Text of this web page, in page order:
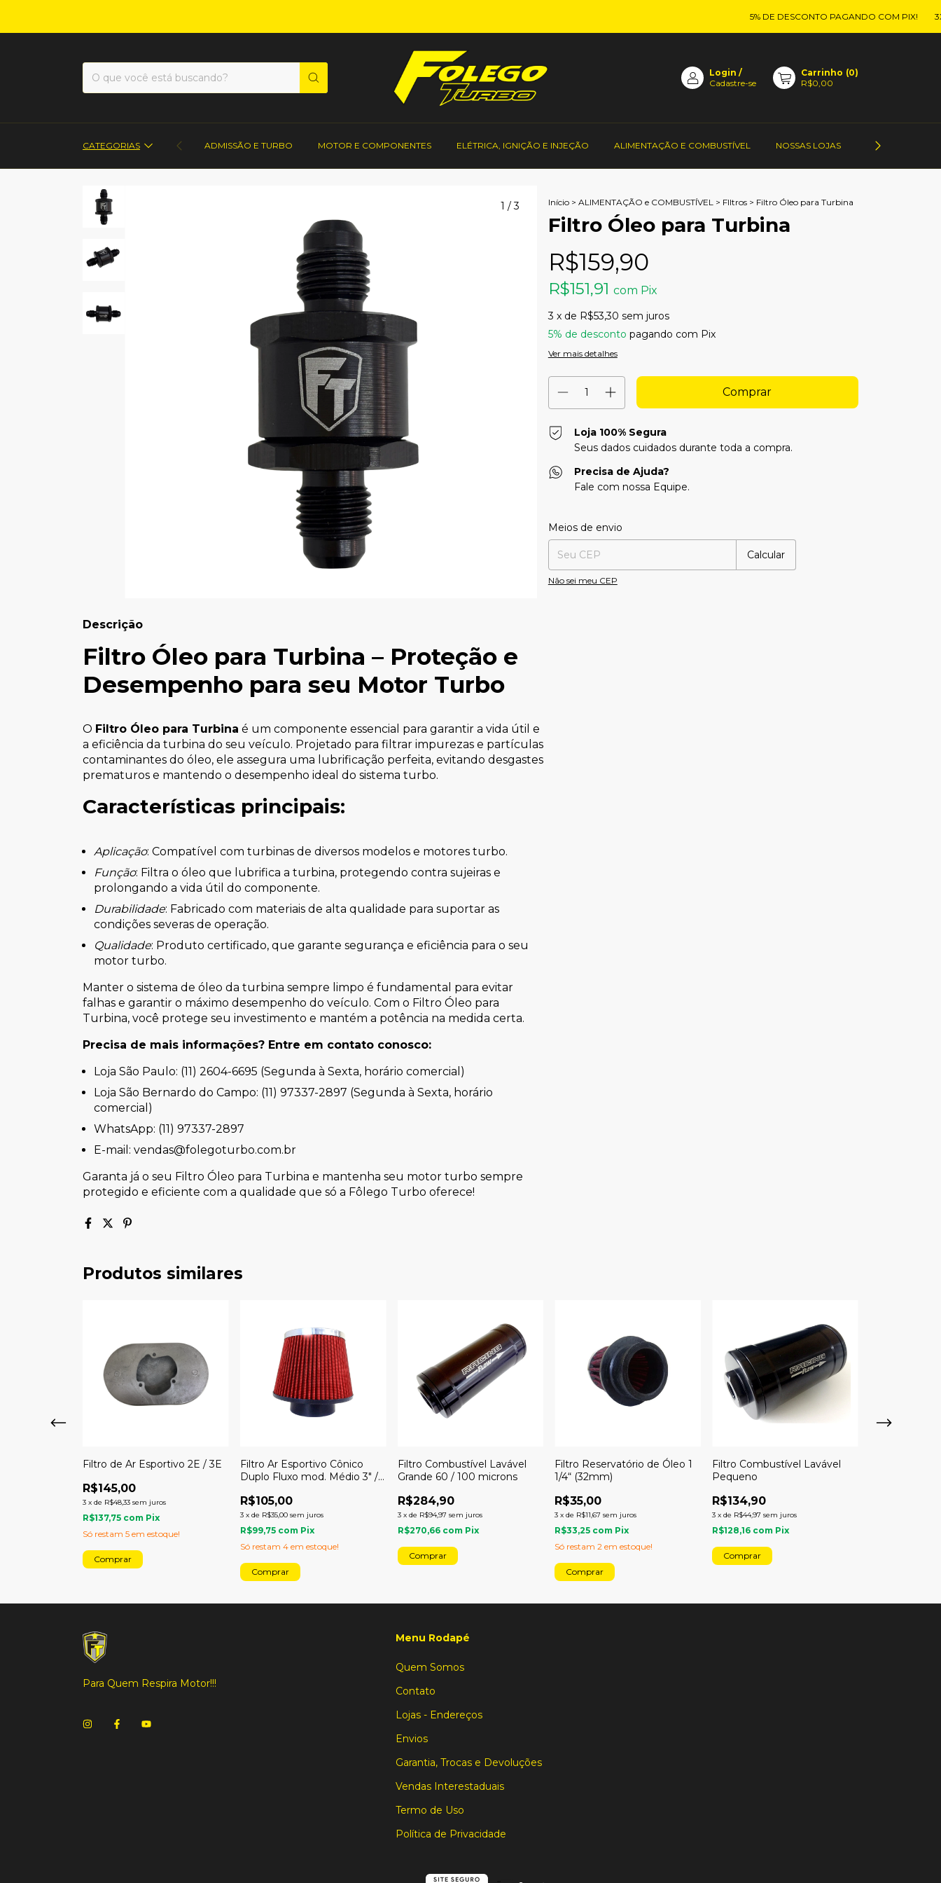
5% DE DESCONTO PAGANDO COM PIX! 3X
Login /
Cadastre-se
Carrinho (0)
R$0,00
CATEGORIAS ADMISSÃO E TURBO MOTOR E COMPONENTES ELÉTRICA, IGNIÇÃO E INJEÇÃO ALIMENTAÇÃO E COMBUSTÍVEL NOSSAS LOJAS CONTATO DOS
1 /3 Início > ALIMENTAÇÃO e COMBUSTÍVEL > FIltros > Filtro Óleo para Turbina
Filtro Óleo para Turbina
R$159,90
R$151,91 com Pix
3 x de R$53,30 sem juros
5% de desconto pagando com Pix
Ver mais detalhes
Loja 100% Segura
Seus dados cuidados durante toda a compra.
Precisa de Ajuda?
Fale com nossa Equipe.
Entregas para o CEP:
Meios de envio
Calcular
Não sei meu CEP
Descrição
Filtro Óleo para Turbina – Proteção e
Desempenho para seu Motor Turbo
O Filtro Óleo para Turbina é um componente essencial para garantir a vida útil e
a eficiência da turbina do seu veículo. Projetado para filtrar impurezas e partículas
contaminantes do óleo, ele assegura uma lubrificação perfeita, evitando desgastes
prematuros e mantendo o desempenho ideal do sistema turbo.
Características principais:
Aplicação: Compatível com turbinas de diversos modelos e motores turbo.
Função: Filtra o óleo que lubrifica a turbina, protegendo contra sujeiras e
prolongando a vida útil do componente.
Durabilidade: Fabricado com materiais de alta qualidade para suportar as
condições severas de operação.
Qualidade: Produto certificado, que garante segurança e eficiência para o seu
motor turbo.
Manter o sistema de óleo da turbina sempre limpo é fundamental para evitar
falhas e garantir o máximo desempenho do veículo. Com o Filtro Óleo para
Turbina, você protege seu investimento e mantém a potência na medida certa.
Precisa de mais informações? Entre em contato conosco:
Loja São Paulo: (11) 2604-6695 (Segunda à Sexta, horário comercial)
Loja São Bernardo do Campo: (11) 97337-2897 (Segunda à Sexta, horário
comercial)
WhatsApp: (11) 97337-2897
E-mail: vendas@folegoturbo.com.br
Garanta já o seu Filtro Óleo para Turbina e mantenha seu motor turbo sempre
protegido e eficiente com a qualidade que só a Fôlego Turbo oferece!
Produtos similares
Filtro de Ar Esportivo 2E / 3E
R$145,00
3 x de R$48,33 sem juros
R$137,75 com Pix
Só restam 5em estoque!
Filtro Ar Esportivo Cônico
Duplo Fluxo mod. Médio 3" /
R$105,00
3 x de R$35,00 sem juros
R$99,75 com Pix
Só restam 4em estoque!
Comprar
Filtro Combustível Lavável
Grande 60 / 100 microns
R$284,90
3 x de R$94,97 sem juros
R$270,66 com Pix
Comprar
Filtro Reservatório de Óleo 1
1/4“ (32mm)
R$35,00
3 xde R$11,67 sem juros
R$33,25 com Pix
Só restam2 em estoque!
Comprar
Filtro Combustível Lavável
Pequeno
R$134,90
3 xde R$44,97 sem juros
R$128,16 com Pix
Para Quem Respira Motor!!!
Menu Rodapé
Quem Somos
Contato
Lojas - Endereços
Envios
Garantia, Trocas e Devoluções
Vendas Interestaduais
Termo de Uso
Política de Privacidade